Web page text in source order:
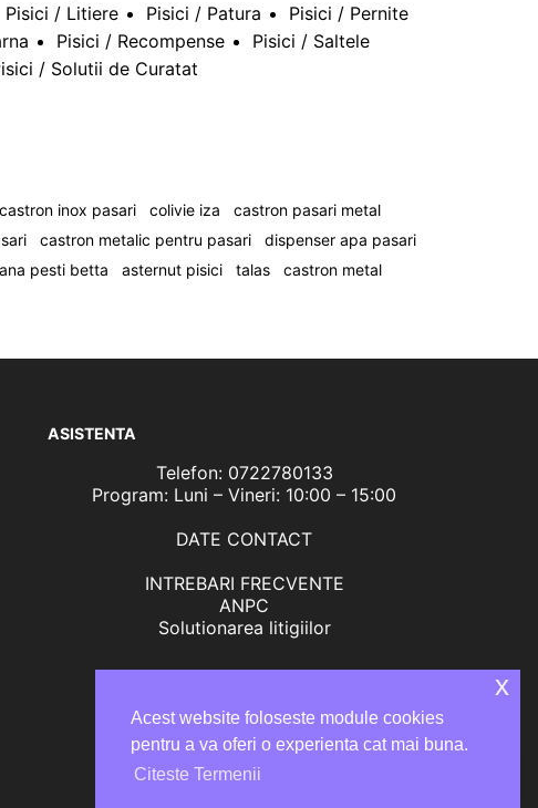
Pisici / Litiere Pisici / Patura
Pisici / Pernite
Pisici / Recompense
Pisici / Saltele
/ Solutii de Curatat
castron inox pasari colivie iza
castron pasari metal
castron metalic pentru pasari
dispenser apa pasari
pesti betta asternut pisici talas
castron metal
ASISTENTA
Telefon: 0722780133
Program: Luni – Vineri: 10:00 – 15:00
DATE CONTACT
INTREBARI FRECVENTE
ANPC
Solutionarea litigiilor
Acest website foloseste module cookies
pentru a va oferi o experienta cat mai buna.
Citeste Termenii
x